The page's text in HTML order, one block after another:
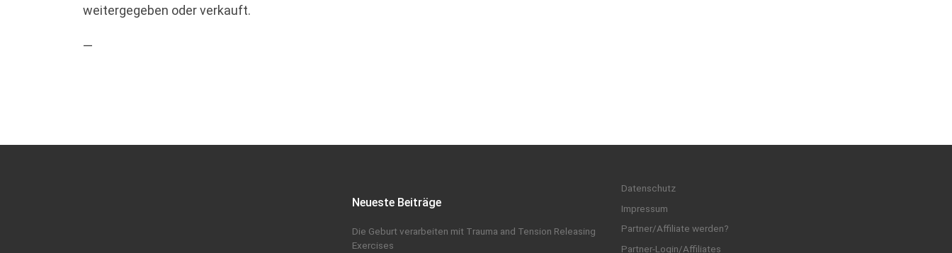
weitergegeben oder verkauft.
—
Neueste Beiträge
Die Geburt verarbeiten mit Trauma and Tension Releasing
Exercises
Datenschutz
Impressum
Partner/Affiliate werden?
Partner-Login/Affiliates